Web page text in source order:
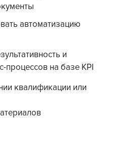
автоматизацию
и
процессов на базе KPI
квалификации или